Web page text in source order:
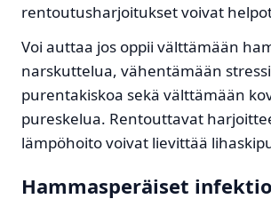
rentoutusharjoitukset voivat
Voi auttaa jos oppii välttämään
narskuttelua, vähentämään
purentakiskoa sekä välttämään
pureskelua. Rentouttavat
lämpöhoito voivat lievittää
Hammasperäiset